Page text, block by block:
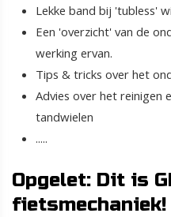
Lekke band bij 'tubless'
Een 'overzicht' van de
werking ervan.
Tips & tricks over het
Advies over het reinigen
tandwielen
.....
Opgelet: Dit is
fietsmechaniek!